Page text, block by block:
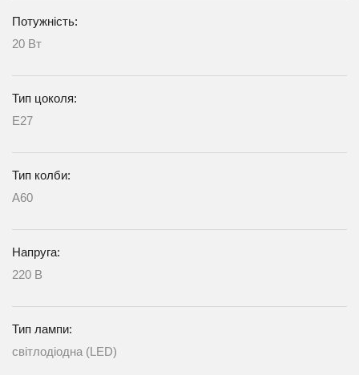
Потужність:
20 Вт
Тип цоколя:
E27
Тип колби:
A60
Напруга:
220 В
Тип лампи:
світлодіодна (LED)